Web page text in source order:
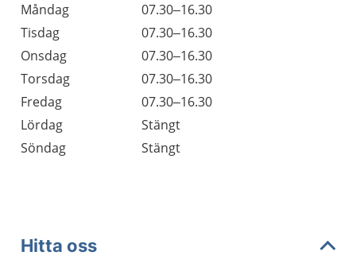
Dag
Öppettider
Kommentarer
Måndag
07.30–16.30
Tisdag
07.30–16.30
Onsdag
07.30–16.30
Torsdag
07.30–16.30
Fredag
07.30–16.30
Lördag
Stängt
Söndag
Stängt
Hitta oss